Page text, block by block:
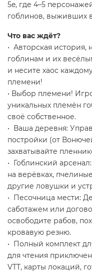
5e, где 4–5
гоблинов, выживших
Что вас ждёт?
• Авторская история,
гоблинам и их
и несите хаос
племени!
• Выбор племени!
уникальных племён
своё собственное.
• Ваша деревня:
постройки (от
захватывайте
• Гоблинский
на верёвках,
другие ловушки и
• Песочница мести:
саботажем или
освободите рабов,
кровавую резню.
• Полный комплект
для чтения
VTT, карты локаций,